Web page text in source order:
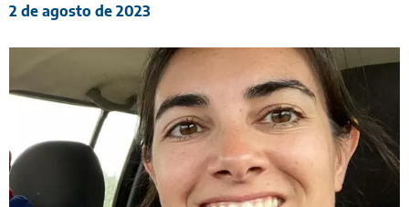
2 de agosto de 2023